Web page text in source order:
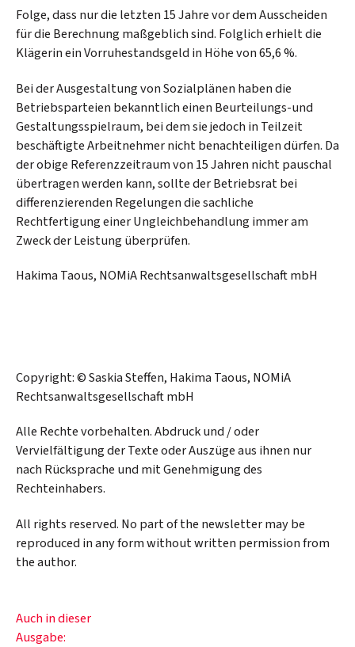
Folge, dass nur die letzten 15 Jahre vor dem Ausscheiden
für die Berechnung maßgeblich sind. Folglich erhielt die
Klägerin ein Vorruhestandsgeld in Höhe von 65,6 %.
Bei der Ausgestaltung von Sozialplänen haben die
Betriebsparteien bekanntlich einen Beurteilungs-und
Gestaltungsspielraum, bei dem sie jedoch in Teilzeit
beschäftigte Arbeitnehmer nicht benachteiligen dürfen. Da
der obige Referenzzeitraum von 15 Jahren nicht pauschal
übertragen werden kann, sollte der Betriebsrat bei
differenzierenden Regelungen die sachliche
Rechtfertigung einer Ungleichbehandlung immer am
Zweck der Leistung überprüfen.
Hakima Taous, NOMiA Rechtsanwaltsgesellschaft mbH
Copyright: © Saskia Steffen, Hakima Taous, NOMiA
Rechtsanwaltsgesellschaft mbH
Alle Rechte vorbehalten. Abdruck und / oder
Vervielfältigung der Texte oder Auszüge aus ihnen nur
nach Rücksprache und mit Genehmigung des
Rechteinhabers.
All rights reserved. No part of the newsletter may be
reproduced in any form without written permission from
the author.
Auch in dieser
Ausgabe: